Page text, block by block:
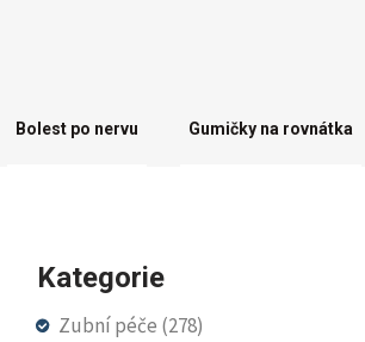
Bolest po nervu Gumičky na rovnátka
Kategorie
Zubní péče (278)